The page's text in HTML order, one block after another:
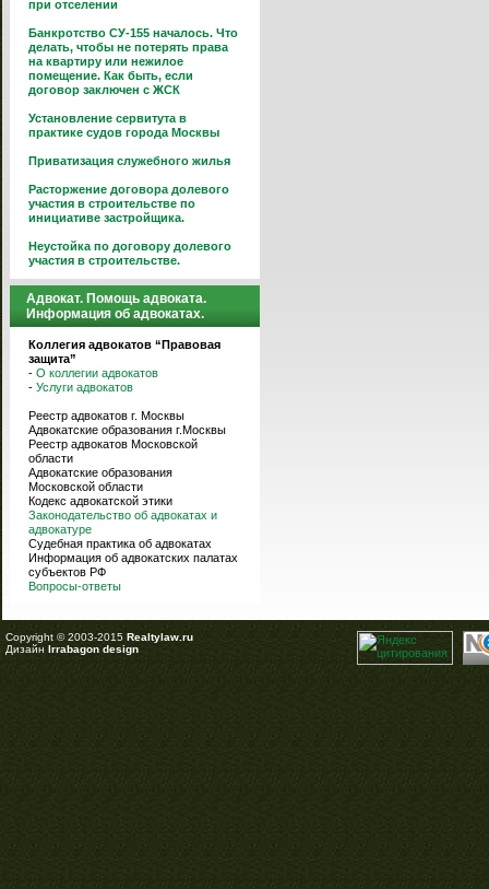
при отселении
Банкротство СУ-155 началось. Что
делать, чтобы не потерять права
на квартиру или нежилое
помещение. Как быть, если
договор заключен с ЖСК
Установление сервитута в
практике судов города Москвы
Приватизация служебного жилья
Расторжение договора долевого
участия в строительстве по
инициативе застройщика.
Неустойка по договору долевого
участия в строительстве.
Адвокат. Помощь адвоката.
Информация об адвокатах.
Коллегия адвокатов “Правовая
защита”
- О коллегии адвокатов
- Услуги адвокатов
Реестр адвокатов г. Москвы
Адвокатские образования г.Москвы
Реестр адвокатов Московской
области
Адвокатские образования
Московской области
Кодекс адвокатской этики
Законодательство об адвокатах и
адвокатуре
Судебная практика об адвокатах
Информация об адвокатских палатах
субъектов РФ
Вопросы-ответы
Copyright © 2003-2015 Realtylaw.ru
Дизайн Irrabagon design